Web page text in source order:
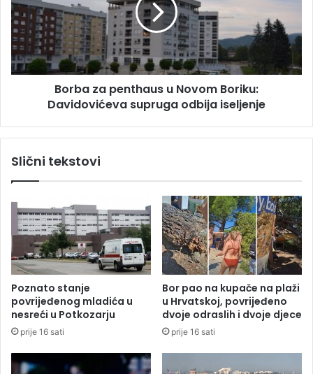
„
G
l
o
v
k
n
r
n
c
i
j
a
v
r
e
b
a
a
z
a
p
e
s
o
o
m
B
r
i
u
:
D
Borba za penthaus u Novom Boriku:
Davidovićeva supruga odbija iseljenje
Slični tekstovi
Poznato stanje
povrijeđenog mladića u
nesreći u Potkozarju
prije 16 sati
Bor pao na kupače na plaži
u Hrvatskoj, povrijeđeno
dvoje odraslih i dvoje djece
prije 16 sati